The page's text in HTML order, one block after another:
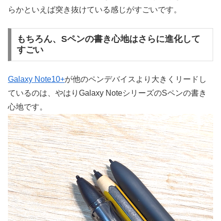
らかといえば突き抜けている感じがすごいです。
もちろん、Sペンの書き心地はさらに進化して
すごい
Galaxy Note10+が他のペンデバイスより大きくリードし
ているのは、やはりGalaxy NoteシリーズのSペンの書き
心地です。